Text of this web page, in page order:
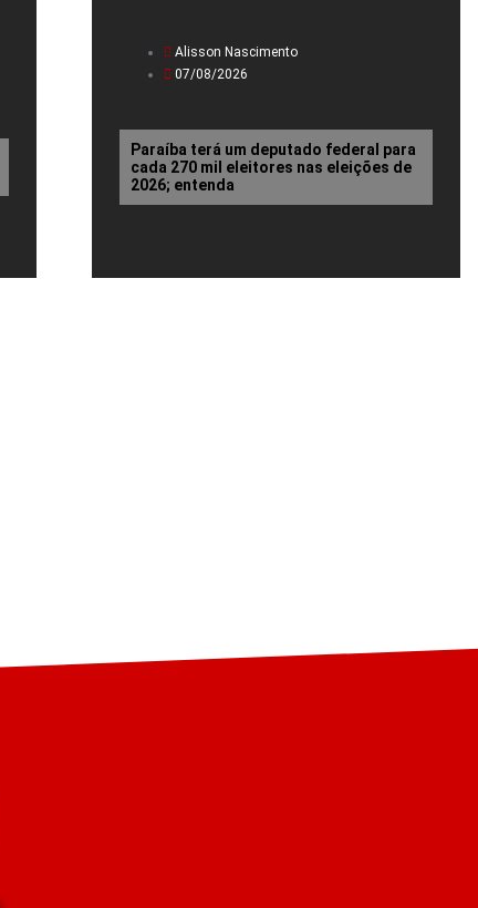
Alisson Nascimento
07/08/2026
Paraíba terá um deputado federal para
cada 270 mil eleitores nas eleições de
2026; entenda